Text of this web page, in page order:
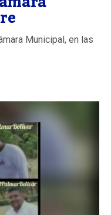
Municipal, en las